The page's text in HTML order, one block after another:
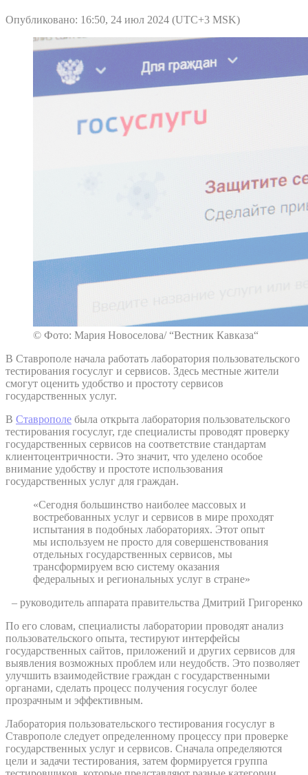
Опубликовано: 16:50, 24 июл 2024 (UTC+3 MSK)
© Фото: Мария Новоселова/ “Вестник Кавказа“
В Ставрополе начала работать лаборатория пользовательского
тестирования госуслуг и сервисов. Здесь местные жители
смогут оценить удобство и простоту сервисов
государственных услуг.
В Ставрополе была открыта лаборатория пользовательского
тестирования госуслуг, где специалисты проводят проверку
государственных сервисов на соответствие стандартам
клиентоцентричности. Это значит, что уделено особое
внимание удобству и простоте использования
государственных услуг для граждан.
«Сегодня большинство наиболее массовых и
востребованных услуг и сервисов в мире проходят
испытания в подобных лабораториях. Этот опыт
мы используем не просто для совершенствования
отдельных государственных сервисов, мы
трансформируем всю систему оказания
федеральных и региональных услуг в стране»
– руководитель аппарата правительства Дмитрий Григоренко
По его словам, специалисты лаборатории проводят анализ
пользовательского опыта, тестируют интерфейсы
государственных сайтов, приложений и других сервисов для
выявления возможных проблем или неудобств. Это позволяет
улучшить взаимодействие граждан с государственными
органами, сделать процесс получения госуслуг более
прозрачным и эффективным.
Лаборатория пользовательского тестирования госуслуг в
Ставрополе следует определенному процессу при проверке
государственных услуг и сервисов. Сначала определяются
цели и задачи тестирования, затем формируется группа